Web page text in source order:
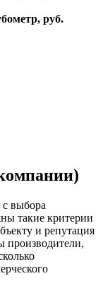
руб.
выбора
такие критерии
и репутация
производители,